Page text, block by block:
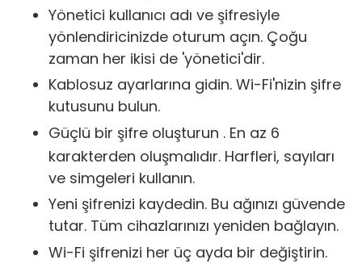
Yönetici kullanıcı adı ve şifresiyle
yönlendiricinizde oturum açın. Çoğu
zaman her ikisi de 'yönetici'dir.
Kablosuz ayarlarına gidin. Wi-Fi'nizin şifre
kutusunu bulun.
Güçlü bir şifre oluşturun . En az 6
karakterden oluşmalıdır. Harfleri, sayıları
ve simgeleri kullanın.
Yeni şifrenizi kaydedin. Bu ağınızı güvende
tutar. Tüm cihazlarınızı yeniden bağlayın.
Wi-Fi şifrenizi her üç ayda bir değiştirin.